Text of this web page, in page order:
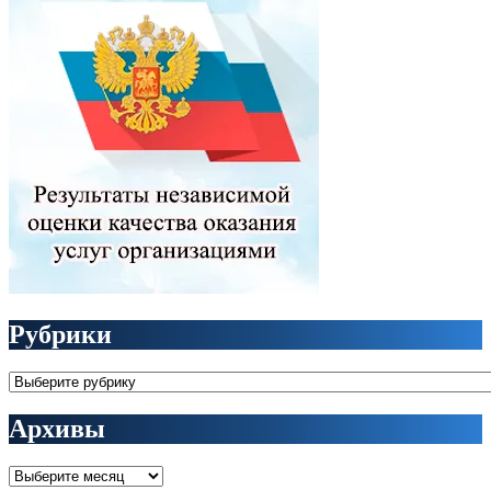
Рубрики
Рубрики
Архивы
Архивы